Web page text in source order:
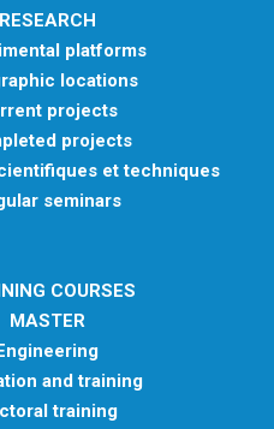
RESEARCH
platforms
locations
projects
projects
et techniques
seminars
COURSES
MASTER
and training
training